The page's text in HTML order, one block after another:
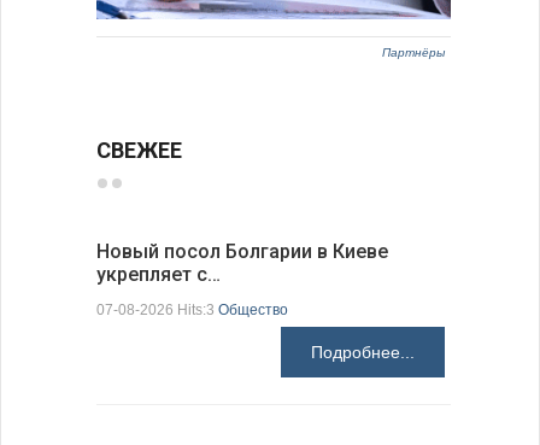
Партнёры
СВЕЖЕЕ
Новый посол Болгарии в Киеве
укрепляет с…
07-08-2026 Hits:3 Общество
Подробнее...